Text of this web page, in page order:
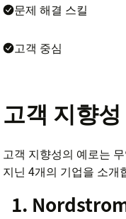
문제 해결 스킬
고객 중심
고객 지향
고객 지향성의 예로는
지닌 4개의 기업을 소개
1.